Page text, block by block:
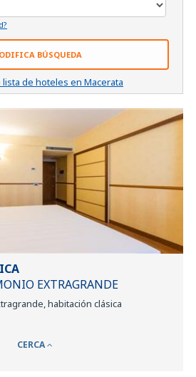
BÚSQUEDA
lista de hoteles en Macerata
EXTRAGRANDE
habitación clásica
CERCA